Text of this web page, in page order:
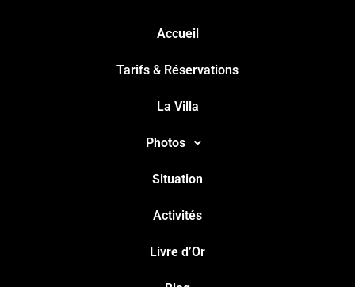
Accueil
Tarifs & Réservations
La Villa
Photos
Situation
Activités
Livre d’Or